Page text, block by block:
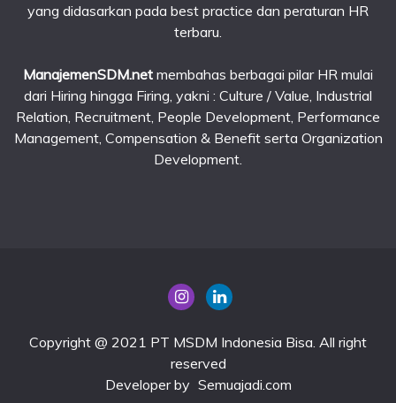
yang didasarkan pada best practice dan peraturan HR
terbaru.
ManajemenSDM.net membahas berbagai pilar HR mulai
dari Hiring hingga Firing, yakni : Culture / Value, Industrial
Relation, Recruitment, People Development, Performance
Management, Compensation & Benefit serta Organization
Development.
Copyright @ 2021 PT MSDM Indonesia Bisa. All right
reserved
Developer by Semuajadi.com